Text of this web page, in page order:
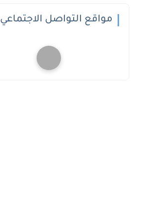
مواقع التواصل الاجتماعي